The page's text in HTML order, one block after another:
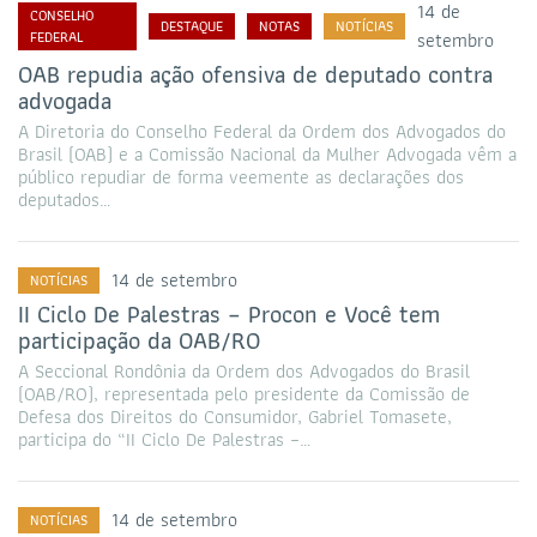
CONSELHO
FEDERAL
DESTAQUE NOTAS NOTÍCIAS
14 de
setembro
OAB repudia ação ofensiva de deputado contra
advogada
A Diretoria do Conselho Federal da Ordem dos Advogados do
Brasil (OAB) e a Comissão Nacional da Mulher Advogada vêm a
público repudiar de forma veemente as declarações dos
deputados…
NOTÍCIAS 14 de setembro
II Ciclo De Palestras – Procon e Você tem
participação da OAB/RO
A Seccional Rondônia da Ordem dos Advogados do Brasil
(OAB/RO), representada pelo presidente da Comissão de
Defesa dos Direitos do Consumidor, Gabriel Tomasete,
participa do “II Ciclo De Palestras –…
NOTÍCIAS 14 de setembro